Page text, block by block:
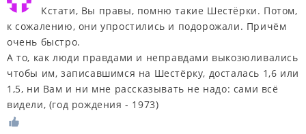
Кстати, Вы правы, помню такие Шестёрки. Потом,
к сожалению, они упростились и подорожали. Причём
очень быстро.
А то, как люди правдами и неправдами выкозюливались
чтобы им, записавшимся на Шестёрку, досталась 1,6 или
1,5, ни Вам и ни мне рассказывать не надо: сами всё
видели, (год рождения - 1973)